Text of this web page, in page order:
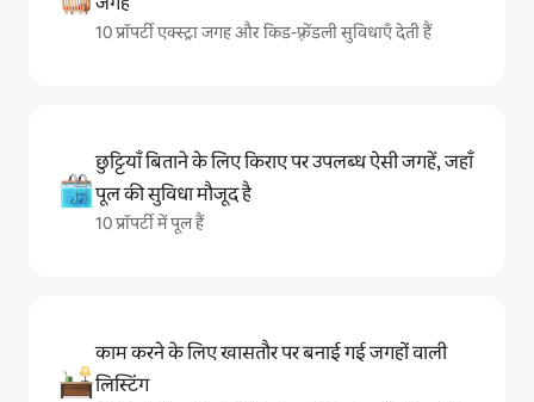
10 प्रॉपर्टी एक्स्ट्रा जगह और किड-फ़्रेंडली सुविधाएँ देती हैं
छुट्टियाँ बिताने के लिए किराए पर उपलब्ध ऐसी जगहें, जहाँ
पूल की सुविधा मौजूद है
10 प्रॉपर्टी में पूल हैं
काम करने के लिए खासतौर पर बनाई गई जगहों वाली
लिस्टिंग